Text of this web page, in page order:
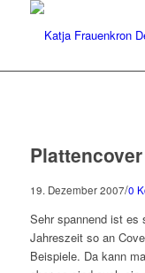
19. Dezember 2007/0
Sehr spannend ist es
Jahreszeit so an
Beispiele. Da kann